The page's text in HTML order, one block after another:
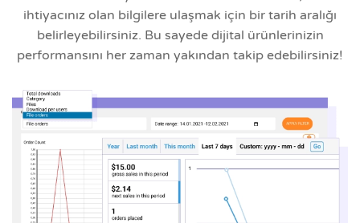
ihtiyacınız olan bilgilere ulaşmak için bir tarih aralığı
belirleyebilirsiniz. Bu sayede dijital ürünlerinizin
performansını her zaman yakından takip edebilirsiniz!